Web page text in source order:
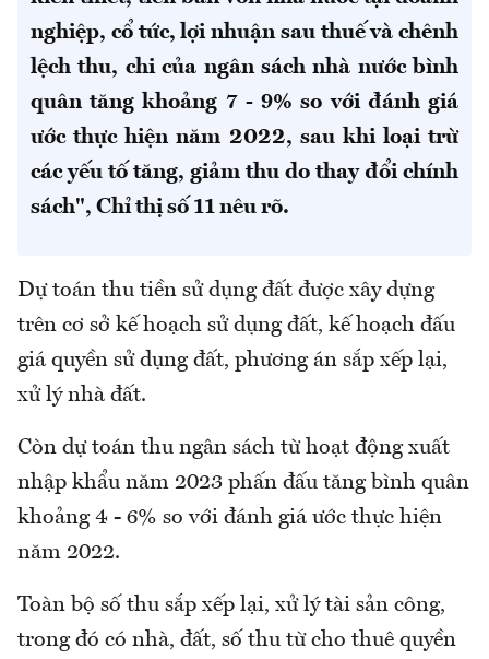
nghiệp, cổ tức, lợi nhuận sau thuế và chênh
lệch thu, chi của ngân sách nhà nước bình
quân tăng khoảng 7 - 9% so với đánh giá
ước thực hiện năm 2022, sau khi loại trừ
các yếu tố tăng, giảm thu do thay đổi chính
sách", Chỉ thị số 11 nêu rõ.
Dự toán thu tiền sử dụng đất được xây dựng
trên cơ sở kế hoạch sử dụng đất, kế hoạch đấu
giá quyền sử dụng đất, phương án sắp xếp lại,
xử lý nhà đất.
Còn dự toán thu ngân sách từ hoạt động xuất
nhập khẩu năm 2023 phấn đấu tăng bình quân
khoảng 4 - 6% so với đánh giá ước thực hiện
năm 2022.
Toàn bộ số thu sắp xếp lại, xử lý tài sản công,
trong đó có nhà, đất, số thu từ cho thuê quyền